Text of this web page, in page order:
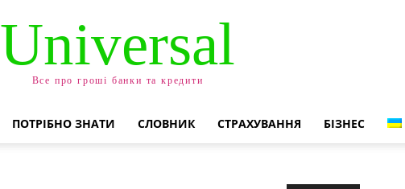
Universal
Все про гроші банки та кредити
ПОТРІБНО ЗНАТИ СЛОВНИК СТРАХУВАННЯ БІЗНЕС